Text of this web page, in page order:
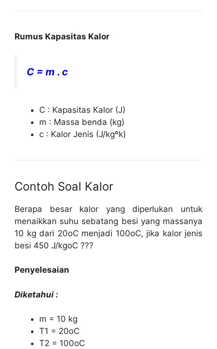
Rumus Kapasitas Kalor
C = m . c
C : Kapasitas Kalor (J)
m : Massa benda (kg)
c : Kalor Jenis (J/kgºk)
Contoh Soal Kalor
Berapa besar kalor yang diperlukan untuk
menaikkan suhu sebatang besi yang massanya
10 kg dari 20oC menjadi 100oC, jika kalor jenis
besi 450 J/kgoC ???
Penyelesaian
Diketahui :
m = 10 kg
T1 = 20oC
T2 = 100oC